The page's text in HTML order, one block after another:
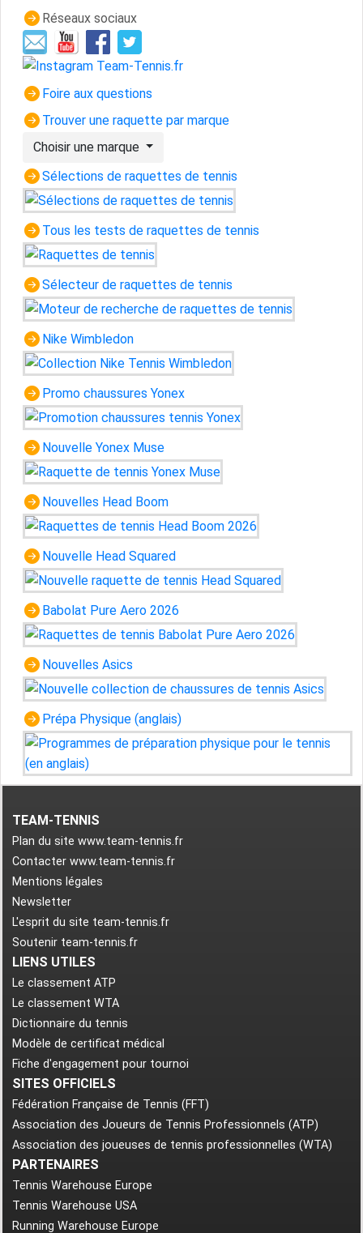
Réseaux sociaux
Foire aux questions
Trouver une raquette par marque
Choisir une marque
Sélections de raquettes de tennis
Tous les tests de raquettes de tennis
Sélecteur de raquettes de tennis
Nike Wimbledon
Promo chaussures Yonex
Nouvelle Yonex Muse
Nouvelles Head Boom
Nouvelle Head Squared
Babolat Pure Aero 2026
Nouvelles Asics
Prépa Physique (anglais)
TEAM-TENNIS
Plan du site www.team-tennis.fr
Contacter www.team-tennis.fr
Mentions légales
Newsletter
L'esprit du site team-tennis.fr
Soutenir team-tennis.fr
LIENS UTILES
Le classement ATP
Le classement WTA
Dictionnaire du tennis
Modèle de certificat médical
Fiche d'engagement pour tournoi
SITES OFFICIELS
Fédération Française de Tennis (FFT)
Association des Joueurs de Tennis Professionnels (ATP)
Association des joueuses de tennis professionnelles (WTA)
PARTENAIRES
Tennis Warehouse Europe
Tennis Warehouse USA
Running Warehouse Europe